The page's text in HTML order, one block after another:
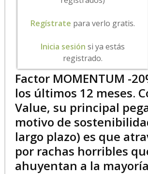
Regístrate para verlo gratis.
Inicia sesión si ya estás
registrado.
Factor MOMENTUM -
los últimos 12 meses.
Value, su principal
motivo de
largo plazo) es que
por rachas horribles
ahuyentan a la